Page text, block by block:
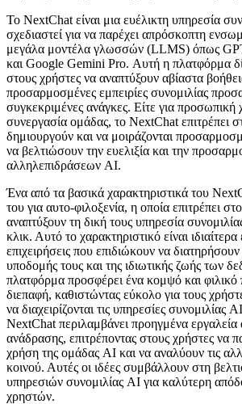
Το NextChat είναι μια ευέλικτη υπηρεσία
σχεδιαστεί για να παρέχει απρόσκοπτη
μεγάλα μοντέλα γλωσσών (LLMS) όπως
και Google Gemini Pro. Αυτή η πλατφόρμα
στους χρήστες να αναπτύξουν αβίαστα
προσαρμοσμένες εμπειρίες συνομιλίας
συγκεκριμένες ανάγκες. Είτε για προσωπική
συνεργασία ομάδας, το NextChat επιτρέπει
δημιουργούν και να μοιράζονται
να βελτιώσουν την ευελιξία και την
αλληλεπιδράσεων AI.
Ένα από τα βασικά χαρακτηριστικά του
του για αυτο-φιλοξενία, η οποία επιτρέπει
αναπτύξουν τη δική τους υπηρεσία
κλικ. Αυτό το χαρακτηριστικό είναι
επιχειρήσεις που επιδιώκουν να
υποδομής τους και της ιδιωτικής ζωής των
πλατφόρμα προσφέρει ένα κομψό και φιλικό
διεπαφή, καθιστώντας εύκολο για τους
να διαχειρίζονται τις υπηρεσίες συνομιλίας
NextChat περιλαμβάνει προηγμένα εργαλεία
ανάδρασης, επιτρέποντας στους χρήστες να
χρήση της ομάδας AI και να αναλύουν τις
κοινού. Αυτές οι ιδέες συμβάλλουν στη
υπηρεσιών συνομιλίας AI για καλύτερη
χρηστών.